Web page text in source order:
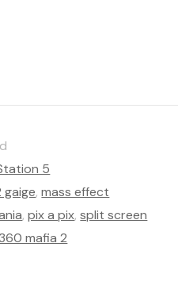
5
,mass effect
,pix a pix,split screen
mafia 2